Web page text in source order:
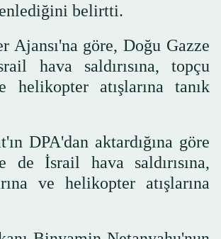
belirtti.
Ajansı'na göre, Doğu Gazze
hava saldırısına, topçu
helikopter atışlarına tanık
DPA'dan aktardığına göre
de İsrail hava saldırısına,
ve helikopter atışlarına